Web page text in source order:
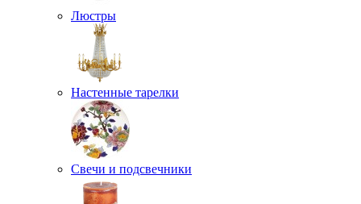
Люстры
Настенные тарелки
Свечи и подсвечники